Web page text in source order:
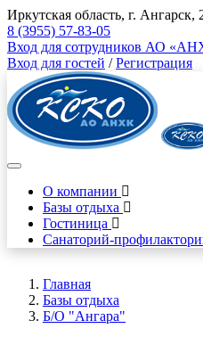
Иркутская область, г.
8 (3955) 57-83-05
Вход для сотрудников АО
Вход для гостей /Регистрация
О компании
Базы отдыха
Гостиница
Санаторий-
Главная
Базы отдыха
Б/О "Ангара"